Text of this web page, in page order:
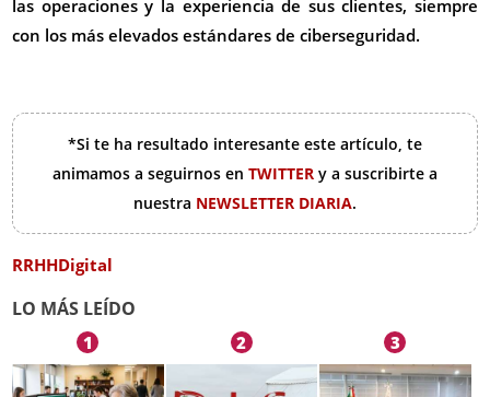
las operaciones y la experiencia de sus clientes, siempre
con los más elevados estándares de ciberseguridad.
*Si te ha resultado interesante este artículo, te
animamos a seguirnos en TWITTER y a suscribirte a
nuestra NEWSLETTER DIARIA.
RRHHDigital
LO MÁS LEÍDO
1 2 3